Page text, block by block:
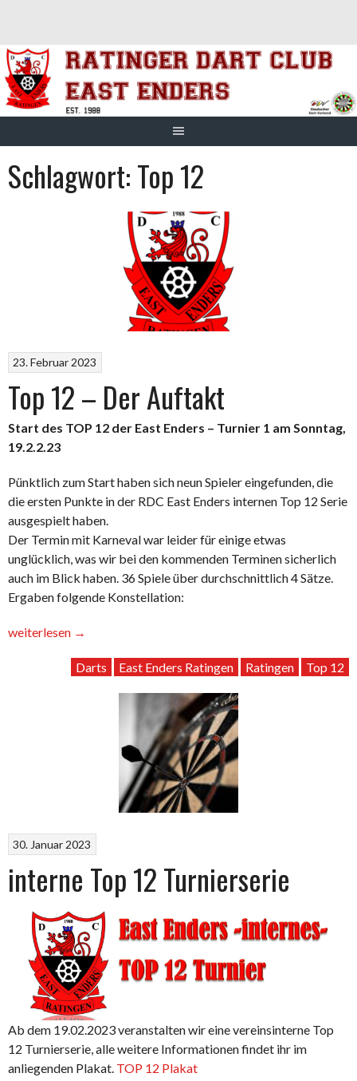
Inhalt
Schlagwort:Top 12
23. Februar 2023
Top 12 – Der Auftakt
Start des TOP 12 der East Enders – Turnier 1 am Sonntag,
19.2.2.23
Pünktlich zum Start haben sich neun Spieler eingefunden, die
die ersten Punkte in der RDC East Enders internen Top 12 Serie
ausgespielt haben.
Der Termin mit Karneval war leider für einige etwas
unglücklich, was wir bei den kommenden Terminen sicherlich
auch im Blick haben. 36 Spiele über durchschnittlich 4 Sätze.
Ergaben folgende Konstellation:
„Top
weiterlesen →
Darts East Enders Ratingen Ratingen Top 12
30. Januar 2023
interne Top 12 Turnierserie
Ab dem 19.02.2023 veranstalten wir eine vereinsinterne Top
12 Turnierserie, alle weitere Informationen findet ihr im
anliegenden Plakat. TOP 12 Plakat